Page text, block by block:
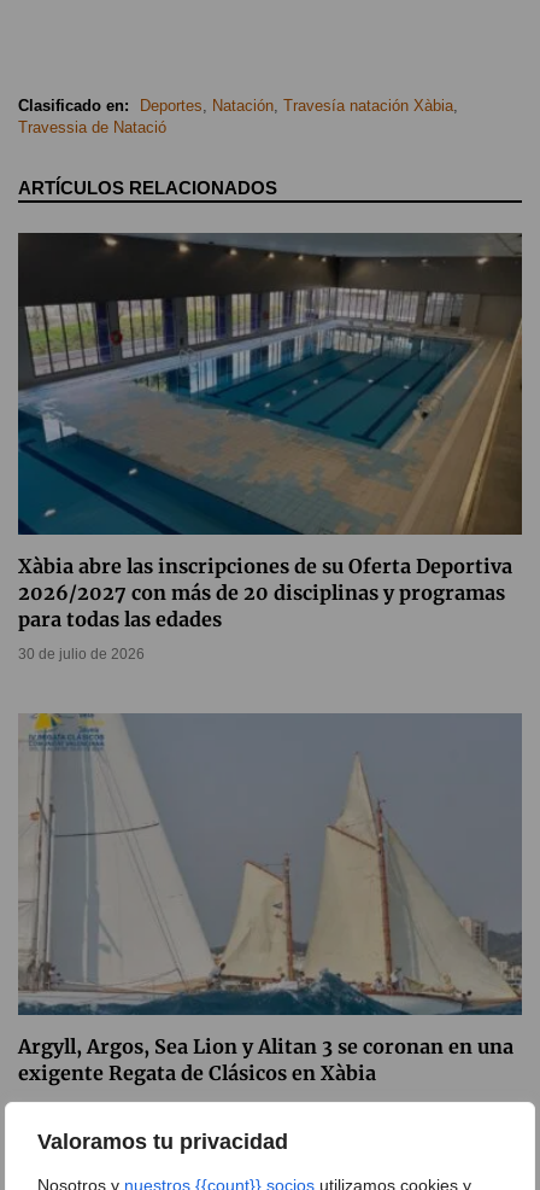
Valoramos tu privacidad
Nosotros y nuestros {{count}} socios utilizamos cookies y
Clasificado en: Deportes, Natación, Travesía natación Xàbia,
Travessia de Natació
ARTÍCULOS RELACIONADOS
Xàbia abre las inscripciones de su Oferta Deportiva
2026/2027 con más de 20 disciplinas y programas
para todas las edades
30 de julio de 2026
Argyll, Argos, Sea Lion y Alitan 3 se coronan en una
exigente Regata de Clásicos en Xàbia